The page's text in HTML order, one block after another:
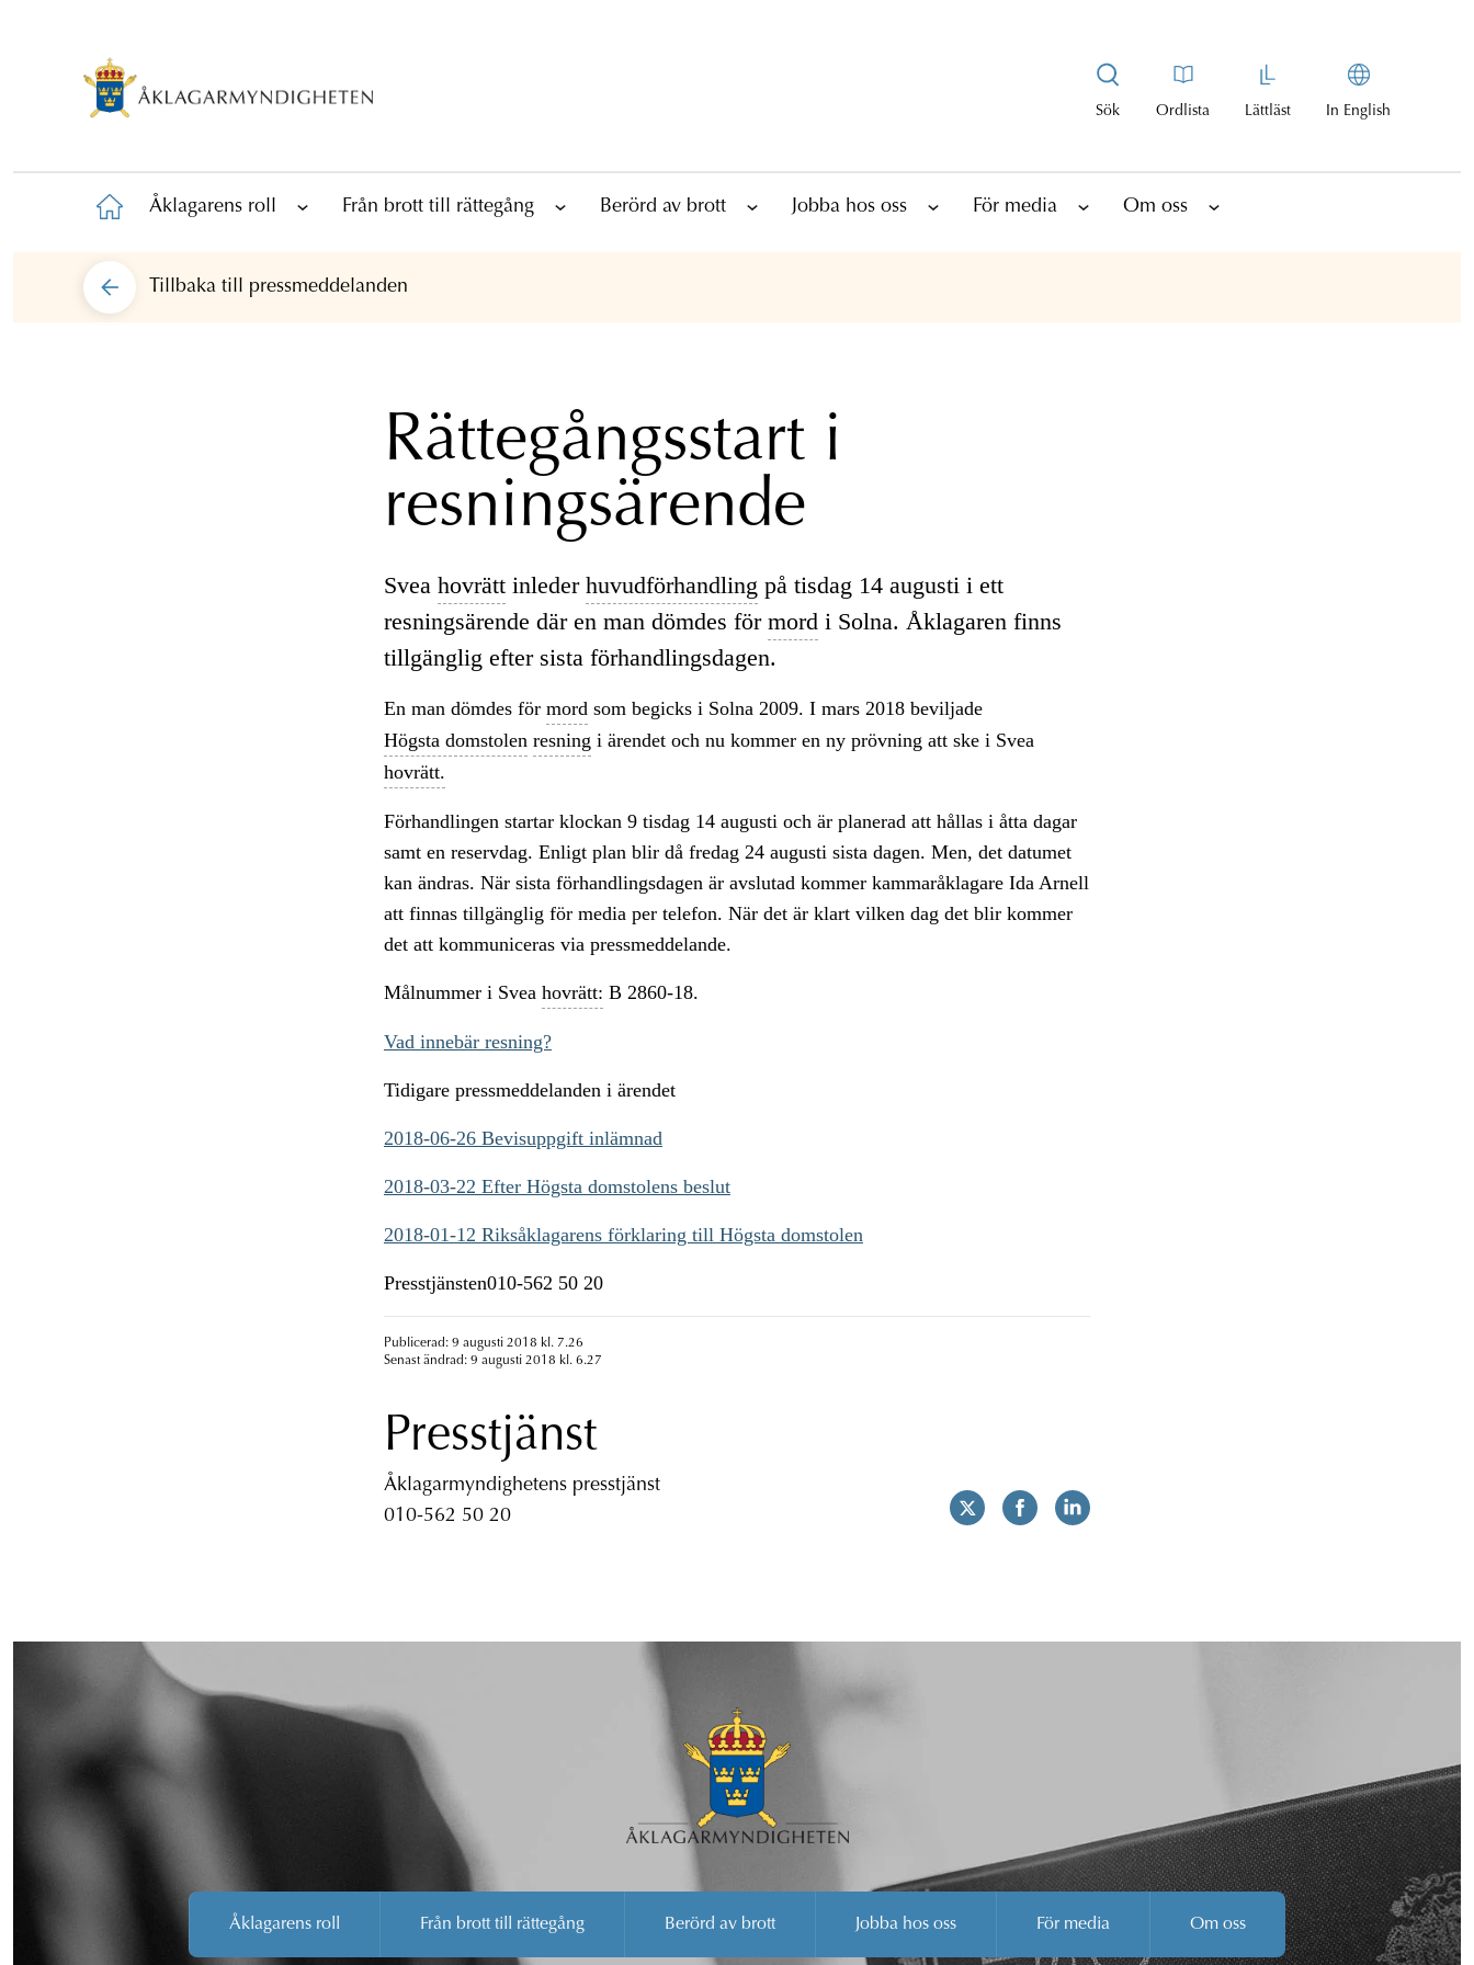
Sök Ordlista Lättläst In English
Åklagarens roll Från brott till rättegång Berörd av brott Jobba hos oss För media Om oss
Tillbaka till pressmeddelanden
Rättegångsstart i
resningsärende
Svea hovrättinleder huvudförhandling på tisdag 14 augusti i ett
resningsärende där en man dömdes för mord i Solna. Åklagaren finns
tillgänglig efter sista förhandlingsdagen.
En man dömdes för mord som begicks i Solna 2009. I mars 2018 beviljade
Högsta domstolen resning i ärendet och nu kommer en ny prövning att ske i Svea
hovrätt.
Förhandlingen startar klockan 9 tisdag 14 augusti och är planerad att hållas i åtta dagar
samt en reservdag. Enligt plan blir då fredag 24 augusti sista dagen. Men, det datumet
kan ändras. När sista förhandlingsdagen är avslutad kommer kammaråklagare Ida Arnell
att finnas tillgänglig för media per telefon. När det är klart vilken dag det blir kommer
det att kommuniceras via pressmeddelande.
Målnummer i Svea hovrätt: B 2860-18.
Vad innebär resning?
Tidigare pressmeddelanden i ärendet
2018-06-26 Bevisuppgift inlämnad
2018-03-22 Efter Högsta domstolens beslut
2018-01-12 Riksåklagarens förklaring till Högsta domstolen
Presstjänsten010-562 50 20
Publicerad: 9 augusti 2018 kl. 7.26
Senast ändrad: 9 augusti 2018 kl. 6.27
Presstjänst
Åklagarmyndighetens presstjänst
010-562 50 20
Åklagarens roll Från brott till rättegång Berörd av brott Jobba hos oss För media Om oss